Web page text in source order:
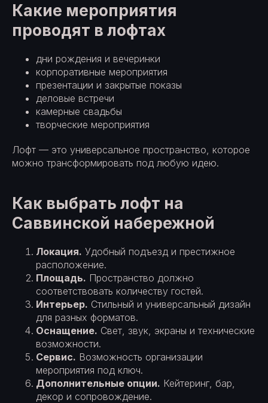
Какие мероприятия
проводят в лофтах
дни рождения и вечеринки
корпоративные мероприятия
презентации и закрытые показы
деловые встречи
камерные свадьбы
творческие мероприятия
Лофт — это универсальное пространство, которое
можно трансформировать под любую идею.
Как выбрать лофт на
Саввинской набережной
Локация. Удобный подъезд и престижное
расположение.
Площадь. Пространство должно
соответствовать количеству гостей.
Интерьер. Стильный и универсальный дизайн
для разных форматов.
Оснащение. Свет, звук, экраны и технические
возможности.
Сервис. Возможность организации
мероприятия под ключ.
Дополнительные опции. Кейтеринг, бар,
декор и сопровождение.